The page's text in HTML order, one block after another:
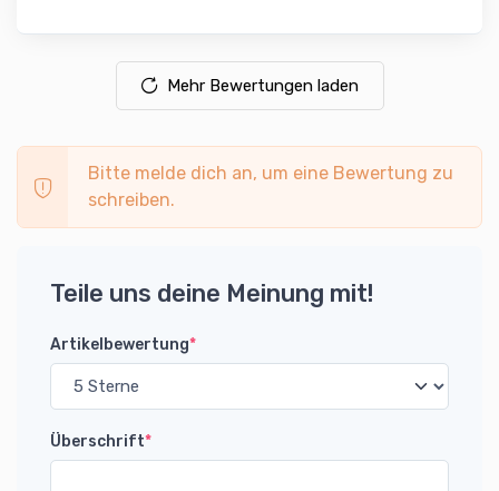
Mehr Bewertungen laden
Bitte melde dich an, um eine Bewertung zu
schreiben.
Teile uns deine Meinung mit!
Artikelbewertung*
Überschrift*